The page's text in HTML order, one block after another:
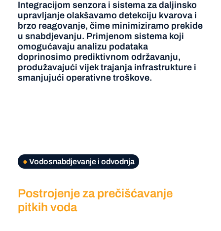
Integracijom senzora i sistema za daljinsko
upravljanje olakšavamo detekciju kvarova i
brzo reagovanje, čime minimiziramo prekide
u snabdjevanju. Primjenom sistema koji
omogućavaju analizu podataka
doprinosimo prediktivnom održavanju,
produžavajući vijek trajanja infrastrukture i
smanjujući operativne troškove.
● Vodosnabdjevanje i odvodnja
Postrojenje za prečišćavanje
pitkih voda